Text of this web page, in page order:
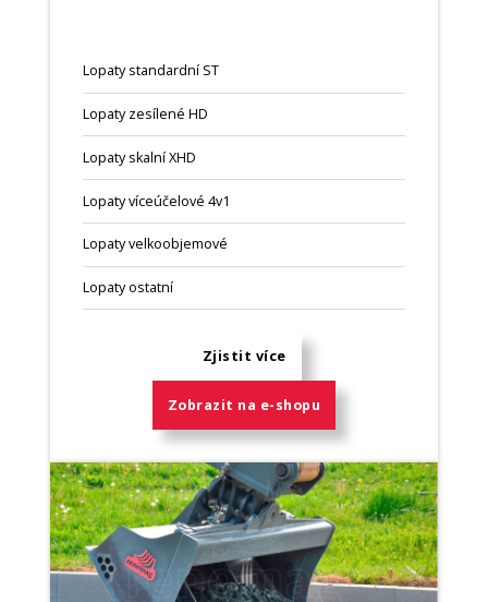
Lopaty standardní ST
Lopaty zesílené HD
Lopaty skalní XHD
Lopaty víceúčelové 4v1
Lopaty velkoobjemové
Lopaty ostatní
Zjistit více
Zobrazit na e-shopu